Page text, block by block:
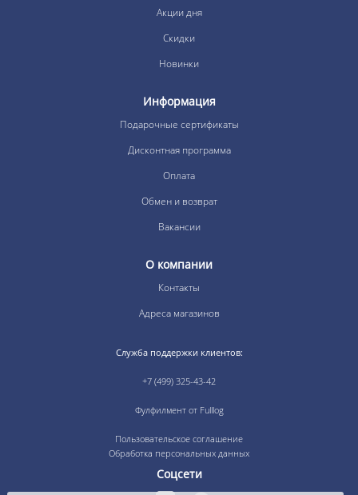
Акции дня
Скидки
Новинки
Информация
Подарочные сертификаты
Дисконтная программа
Оплата
Обмен и возврат
Вакансии
О компании
Контакты
Адреса магазинов
Служба поддержки клиентов:
+7 (499) 325-43-42
Фулфилмент от Fulllog
Пользовательское соглашение
Обработка персональных данных
Соцсети